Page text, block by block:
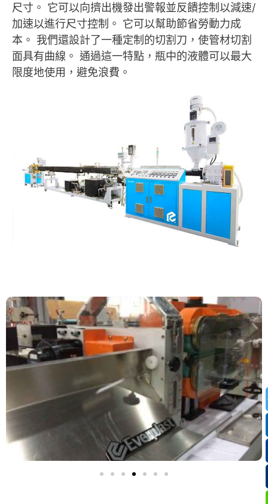
尺寸。 它可以向擠出機發出警報並反饋控制以減速/
加速以進行尺寸控制。 它可以幫助節省勞動力成
本。 我們還設計了一種定制的切割刀，使管材切割
面具有曲線。 通過這一特點，瓶中的液體可以最大
限度地使用，避免浪費。